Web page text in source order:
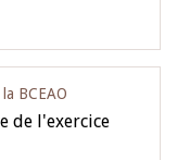
BCEAO
de l'exercice